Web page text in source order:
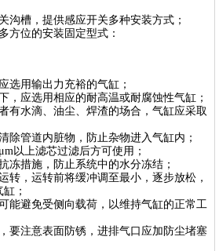
沟槽，提供感应开关多种安装方式；
方位的安装固定型式：
选用输出力充裕的气缸；
，应选用相应的耐高温或耐腐蚀性气缸；
有水滴、油尘、焊渣的场合，气缸应采取
除管道内脏物，防止杂物进入气缸内；
以上滤芯过滤后方可使用；
冻措施，防止系统中的水分冻结；
转，运转前将缓冲调至最小，逐步放松，
；
能避免受侧向载荷，以维持气缸的正常工
要注意表面防锈，进排气口应加防尘堵塞